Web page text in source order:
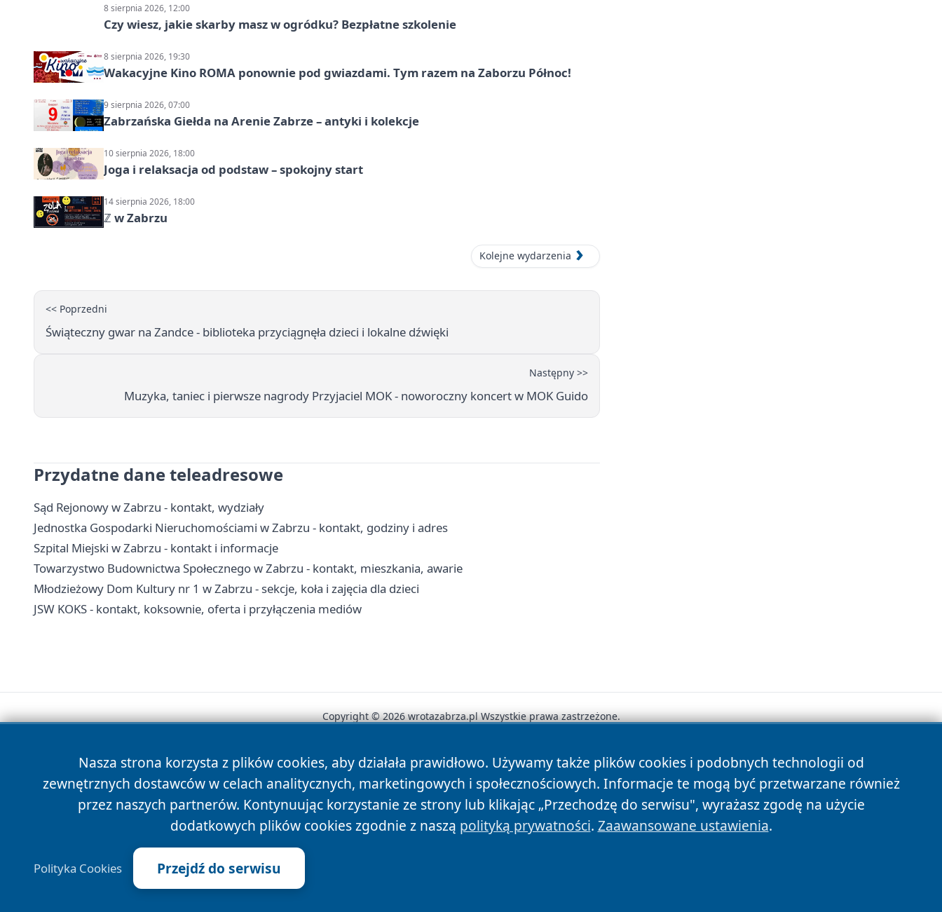
8 sierpnia 2026, 12:00
Czy wiesz, jakie skarby masz w ogródku? Bezpłatne szkolenie
8 sierpnia 2026, 19:30
Wakacyjne Kino ROMA ponownie pod gwiazdami. Tym razem na Zaborzu Północ!
9 sierpnia 2026, 07:00
Zabrzańska Giełda na Arenie Zabrze – antyki i kolekcje
10 sierpnia 2026, 18:00
Joga i relaksacja od podstaw – spokojny start
14 sierpnia 2026, 18:00
ℤ w Zabrzu
Kolejne wydarzenia
<< Poprzedni
Świąteczny gwar na Zandce - biblioteka przyciągnęła dzieci i lokalne dźwięki
Następny >>
Muzyka, taniec i pierwsze nagrody Przyjaciel MOK - noworoczny koncert w MOK Guido
Przydatne dane teleadresowe
Sąd Rejonowy w Zabrzu - kontakt, wydziały
Jednostka Gospodarki Nieruchomościami w Zabrzu - kontakt, godziny i adres
Szpital Miejski w Zabrzu - kontakt i informacje
Towarzystwo Budownictwa Społecznego w Zabrzu - kontakt, mieszkania, awarie
Młodzieżowy Dom Kultury nr 1 w Zabrzu - sekcje, koła i zajęcia dla dzieci
JSW KOKS - kontakt, koksownie, oferta i przyłączenia mediów
Nasza strona korzysta z plików cookies, aby działała prawidłowo. Używamy także plików cookies i podobnych technologii od
zewnętrznych dostawców w celach analitycznych, marketingowych i społecznościowych. Informacje te mogą być przetwarzane również
przez naszych partnerów. Kontynuując korzystanie ze strony lub klikając „Przechodzę do serwisu", wyrażasz zgodę na użycie
dodatkowych plików cookies zgodnie z naszą polityką prywatności. Zaawansowane ustawienia.
Polityka Cookies Przejdź do serwisu
Copyright © 2026 wrotazabrza.pl Wszystkie prawa zastrzeżone.
News Autorzy Polityka Prywatności Polityka Cookies